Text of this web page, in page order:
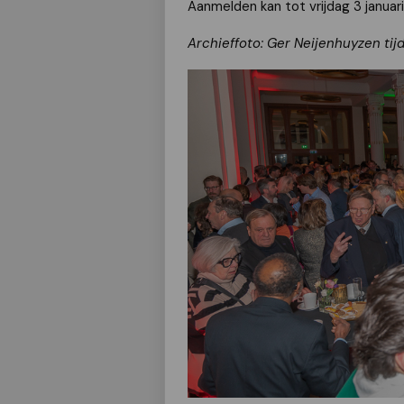
Aanmelden kan tot vrijdag 3
Archieffoto: Ger Neijenhuyzen